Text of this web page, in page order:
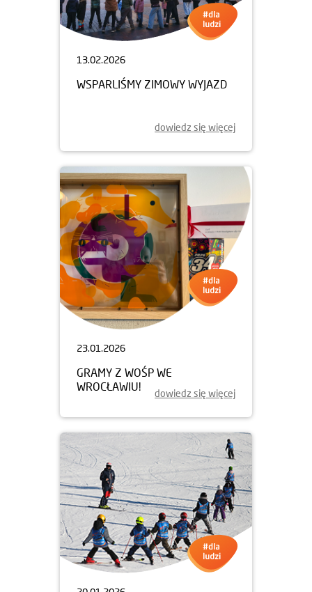
13.02.2026
WSPARLIŚMY ZIMOWY WYJAZD
dowiedz się więcej
23.01.2026
GRAMY Z WOŚP WE
WROCŁAWIU!
dowiedz się więcej